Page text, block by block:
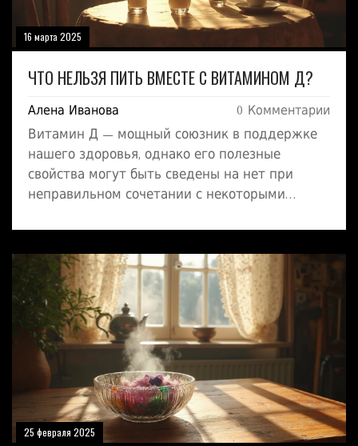
16 марта 2025
ЧТО НЕЛЬЗЯ ПИТЬ ВМЕСТЕ С ВИТАМИНОМ Д?
Алена Иванова 0 Комментарии
Витамин Д — мощный союзник в поддержке
нашего здоровья, однако его полезные
свойства могут быть сведены на нет при
неправильном сочетании с некоторыми
привычные для нас продукты могут
препятствовать усвоению этого витамина. В
статье вы узнаете, каких напитков следует
избегать, чтобы ваш организм получал
максимальную пользу от витамина Д. Также
рассмотрим полезные советы и факты о том,
как правильно принимать этот витамин.
25 февраля 2025